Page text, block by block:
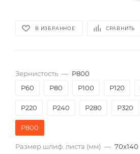
В ИЗБРАННОЕ СРАВНИТЬ
Зернистость — P800
P60
P80 P100 P120
P220 P240 P280 P320
P800
Размер шлиф. листа (мм) — 70х140